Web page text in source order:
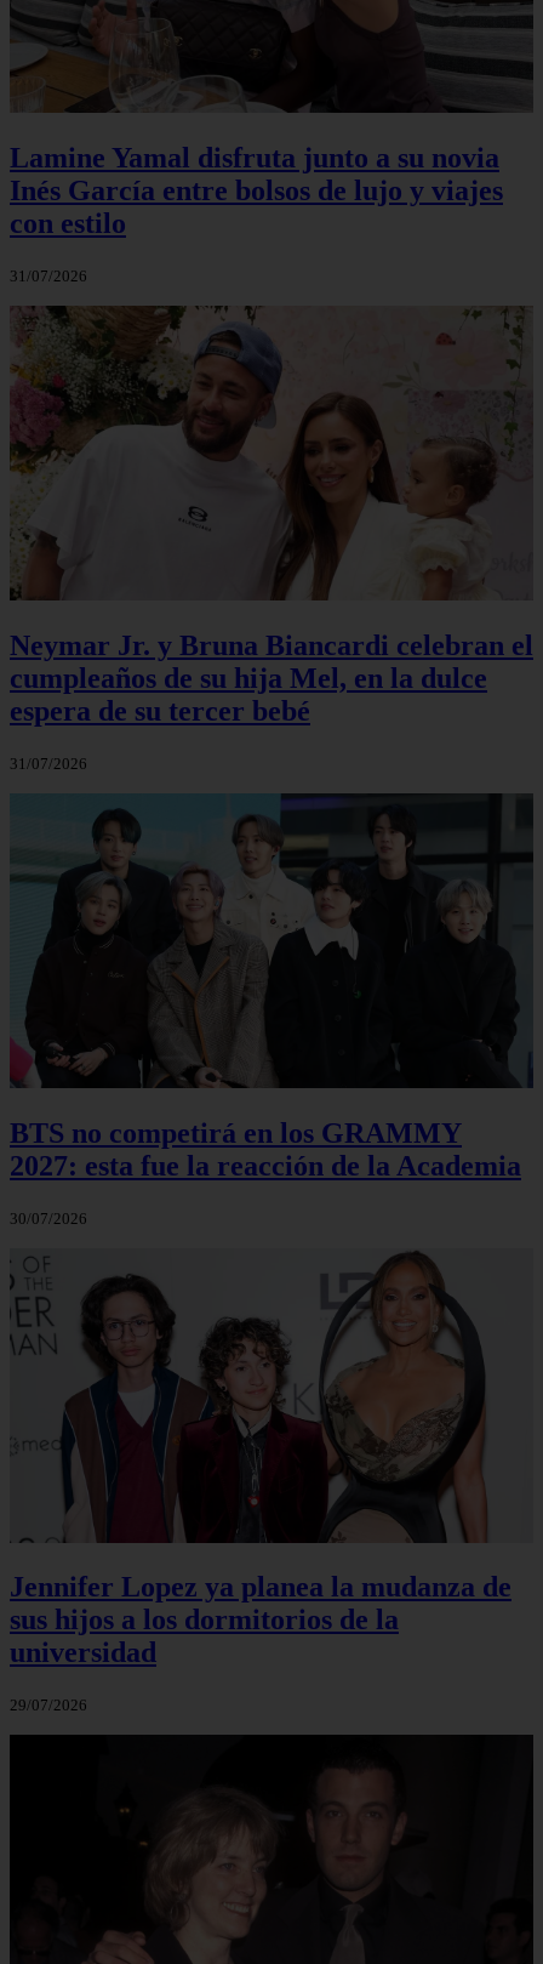
Lamine Yamal disfruta junto a su novia
Inés García entre bolsos de lujo y viajes
con estilo
31/07/2026
Neymar Jr. y Bruna Biancardi celebran el
cumpleaños de su hija Mel, en la dulce
espera de su tercer bebé
31/07/2026
BTS no competirá en los GRAMMY
2027: esta fue la reacción de la Academia
30/07/2026
Jennifer Lopez ya planea la mudanza de
sus hijos a los dormitorios de la
universidad
29/07/2026